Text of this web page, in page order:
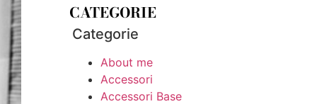
CATEGORIE
Categorie
About me
Accessori
Accessori Base